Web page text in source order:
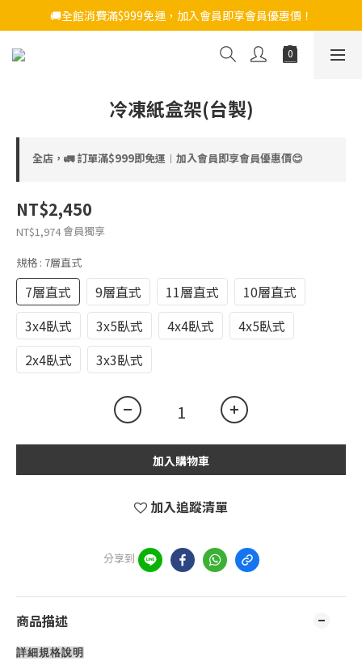
🚚全館消費滿$999免運，加入會員即享會員優惠價！
冷凍紙盒架(台製)
全店，🚛 訂單滿$999即免運︱加入會員即享會員優惠價😊
NT$2,450
NT$1,974會員獨享
規格 : 7層直式
7層直式 9層直式 11層直式
10層直式
3x4臥式
3x5臥式 4x4臥式
4x5臥式
2x4臥式
3x3臥式
加入購物車
加入追蹤清單
分享到
商品描述
詳細規格說明